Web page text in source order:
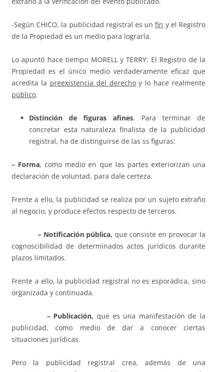
-Según CHICO, la publicidad registral es unfin y el Registro
de la Propiedad es un medio para lograrla.
Lo apuntó hace tiempo MORELL y TERRY: El Registro de la
Propiedad es el único medio verdaderamente eficaz que
acredita la preexistencia del derechoy lo hace realmente
público.
Distinción de figuras afines. Para terminar de
concretar esta naturaleza finalista de la publicidad
registral, ha de distinguirse de las ss figuras:
– Forma, como medio en que las partes exteriorizan una
declaración de voluntad, para dale certeza.
Frente a ello, la publicidad se realiza por un sujeto extraño
al negocio, y produce efectos respecto de terceros.
– Notificación pública, que consiste en provocar la
cognoscibilidad de determinados actos jurídicos durante
plazos limitados.
Frente a ello, la publicidad registral no es esporádica, sino
organizada y continuada.
– Publicación, que es una manifestación de la
publicidad, como medio de dar a conocer ciertas
situaciones jurídicas.
Pero la publicidad registral crea, además de una